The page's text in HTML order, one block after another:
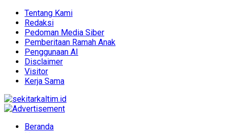
Tentang Kami
Redaksi
Pedoman Media Siber
Pemberitaan Ramah Anak
Penggunaan AI
Disclaimer
Visitor
Kerja Sama
Beranda